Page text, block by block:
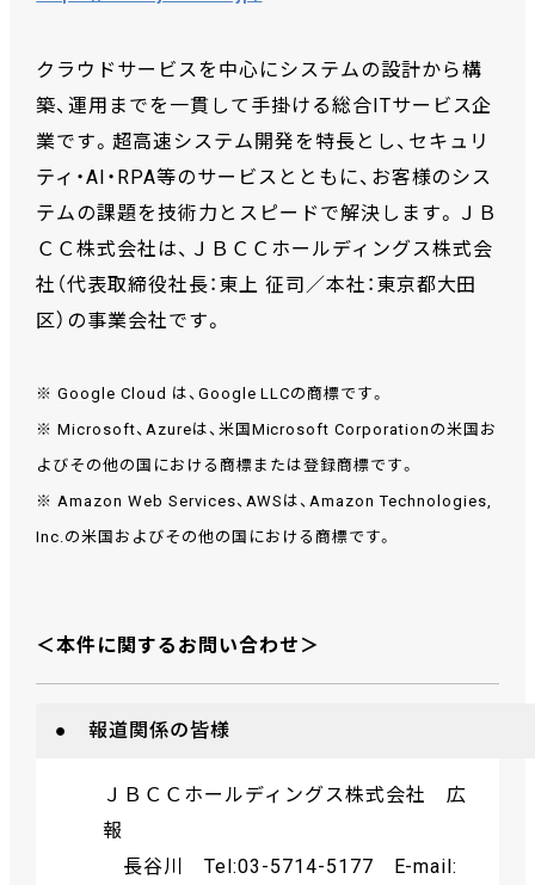
クラウドサービスを中心にシステムの設計から構
築、運用までを一貫して手掛ける総合ITサービス企
業です。超高速システム開発を特長とし、セキュリ
ティ・AI・RPA等のサービスとともに、お客様のシス
テムの課題を技術力とスピードで解決します。ＪＢ
ＣＣ株式会社は、ＪＢＣＣホールディングス株式会
社（代表取締役社長：東上 征司／本社：東京都大田
区）の事業会社です。
※ Google Cloud は、Google LLCの商標です。
※ Microsoft、Azureは、米国Microsoft Corporationの米国お
よびその他の国における商標または登録商標です。
※ Amazon Web Services、AWSは、Amazon Technologies,
Inc.の米国およびその他の国における商標です。
＜本件に関するお問い合わせ＞
● 報道関係の皆様
ＪＢＣＣホールディングス株式会社 広
報
長谷川 Tel:03-5714-5177 E-mail: